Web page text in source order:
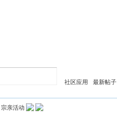
社区应用 最新帖子
宗亲活动